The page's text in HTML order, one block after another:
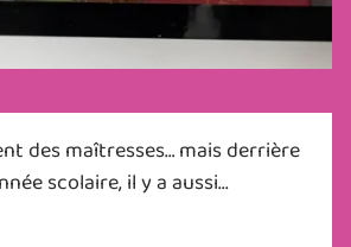
des maîtresses… mais derrière
scolaire, il y a aussi...